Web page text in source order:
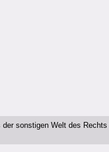
sonstigen Welt des